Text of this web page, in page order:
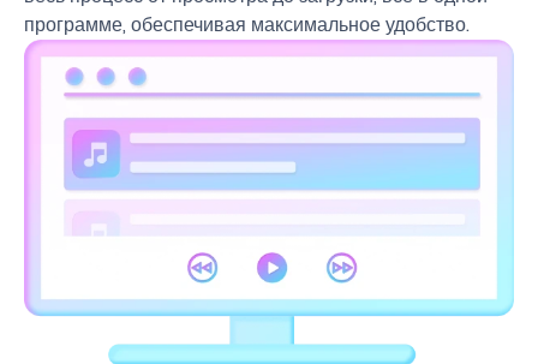
программе, обеспечивая максимальное удобство.